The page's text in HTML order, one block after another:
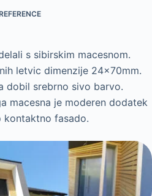
s sibirskim macesnom.
letvic dimenzije 24x70mm.
dobil srebrno sivo barvo.
macesna je moderen dodatek
kontaktno fasado.